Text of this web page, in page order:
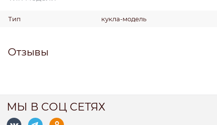
Тип кукла-модель
Отзывы
МЫ В СОЦ СЕТЯХ